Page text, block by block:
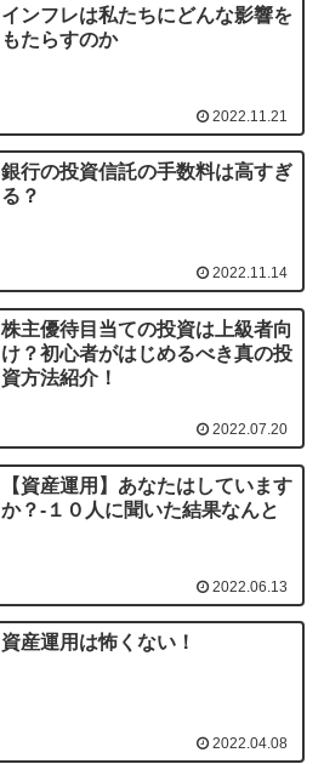
インフレは私たちにどんな影響を
もたらすのか
2022.11.21
銀行の投資信託の手数料は高すぎ
る？
2022.11.14
株主優待目当ての投資は上級者向
け？初心者がはじめるべき真の投
資方法紹介！
2022.07.20
【資産運用】あなたはしています
か？‐１０人に聞いた結果なんと
2022.06.13
資産運用は怖くない！
2022.04.08